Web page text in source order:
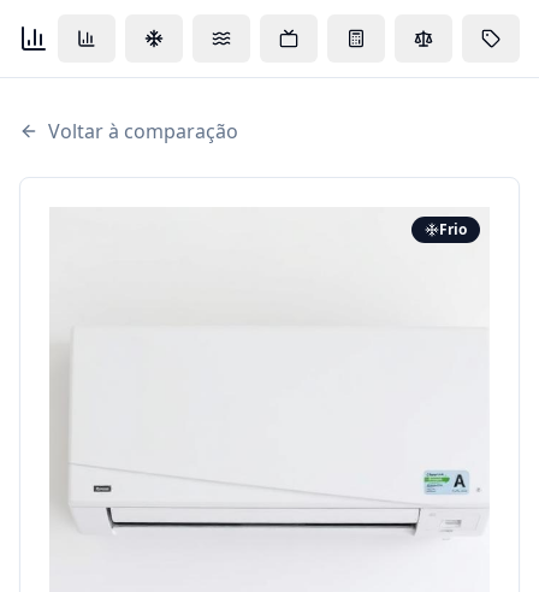
Voltar à comparação
Frio